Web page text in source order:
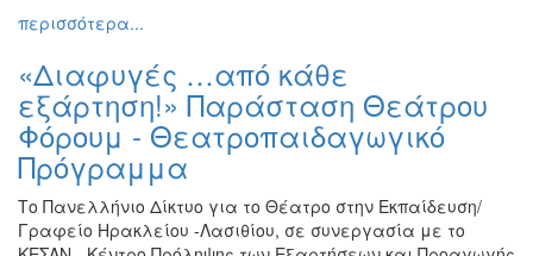
περισσότερα...
«Διαφυγές …από κάθε
εξάρτηση!» Παράσταση Θεάτρου
Φόρουμ - Θεατροπαιδαγωγικό
Πρόγραμμα
Το Πανελλήνιο Δίκτυο για το Θέατρο στην Εκπαίδευση/
Γραφείο Ηρακλείου -Λασιθίου, σε συνεργασία με το